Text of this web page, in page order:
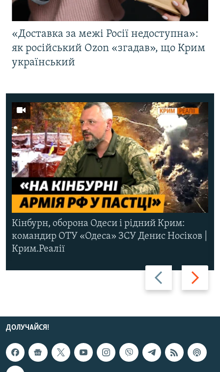
«Доставка за межі Росії недоступна»:
як російський Ozon «згадав», що Крим
український
Назад Вперед
Кінбурн, оборона Одеси і рідний Крим:
командир ОТУ «Одеса» ЗСУ Денис Носіков |
Крим.Реалії
ДОЛУЧАЙСЯ!